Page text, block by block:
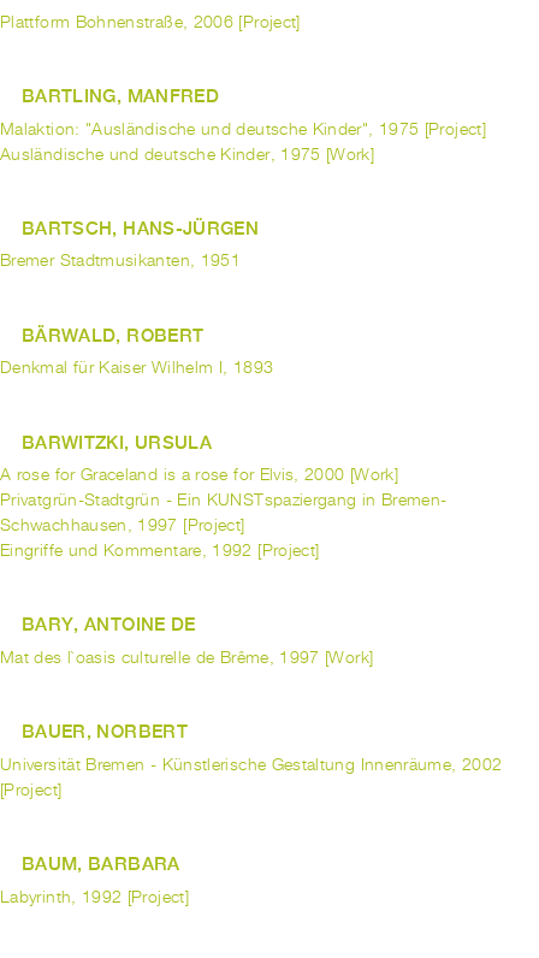
Plattform Bohnenstraße, 2006 [Project]
BARTLING, MANFRED
Malaktion: "Ausländische und deutsche Kinder", 1975 [Project]
Ausländische und deutsche Kinder, 1975 [Work]
BARTSCH, HANS-JÜRGEN
Bremer Stadtmusikanten, 1951
BÄRWALD, ROBERT
Denkmal für Kaiser Wilhelm I, 1893
BARWITZKI, URSULA
A rose for Graceland is a rose for Elvis, 2000 [Work]
Privatgrün-Stadtgrün - Ein KUNSTspaziergang in Bremen-
Schwachhausen, 1997 [Project]
Eingriffe und Kommentare, 1992 [Project]
BARY, ANTOINE DE
Mat des l`oasis culturelle de Brême, 1997 [Work]
BAUER, NORBERT
Universität Bremen - Künstlerische Gestaltung Innenräume, 2002
[Project]
BAUM, BARBARA
Labyrinth, 1992 [Project]